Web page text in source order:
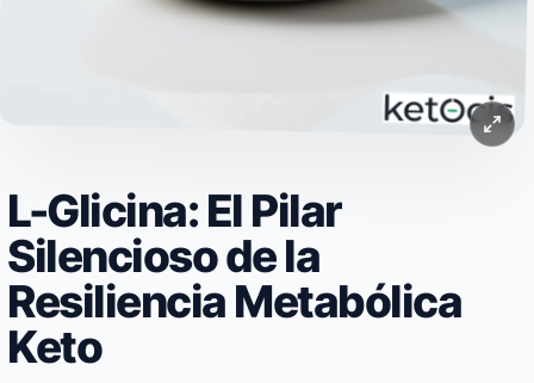
L-Glicina: El Pilar
Silencioso de la
Resiliencia Metabólica
Keto